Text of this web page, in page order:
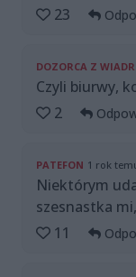
23
DOZORCA Z
Czyli biurwy,
2
PATEFON 1 rok
Niektórym
szesnastka
11